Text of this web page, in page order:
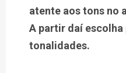
atente aos tons no
A partir daí escolha
tonalidades.